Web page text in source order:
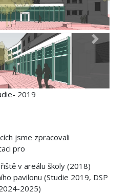
2019
Next
jsme zpracovali
pro
v areálu školy (2018)
pavilonu (Studie 2019, DSP
2025)